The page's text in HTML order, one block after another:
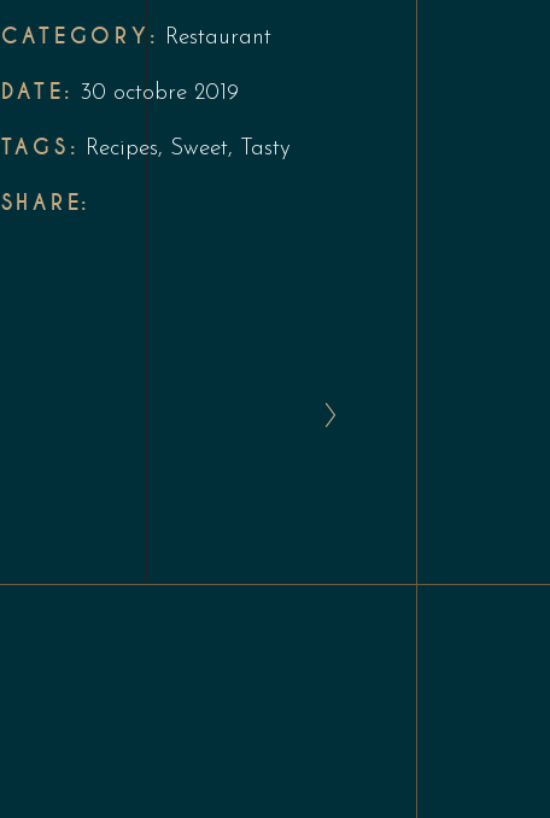
CATEGORY: Restaurant
DATE: 30 octobre 2019
TAGS: Recipes, Sweet, Tasty
SHARE: